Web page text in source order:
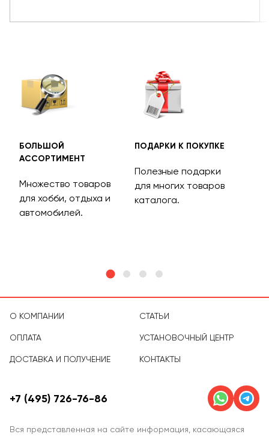
БОЛЬШОЙ
АССОРТИМЕНТ
Множество товаров
для хобби, отдыха и
автомобилей.
ПОДАРКИ К ПОКУПКЕ
Полезные подарки
для многих товаров
каталога.
О КОМПАНИИ
ОПЛАТА
ДОСТАВКА И ПОЛУЧЕНИЕ
СТАТЬИ
УСТАНОВОЧНЫЙ ЦЕНТР
КОНТАКТЫ
Вся представленная на сайте информация, касающаяся
+7 (495) 726-76-86